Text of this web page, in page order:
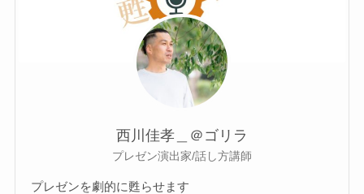
西川佳孝＿＠ゴリラ
プレゼン演出家/話し方講師
プレゼンを劇的に甦らせます